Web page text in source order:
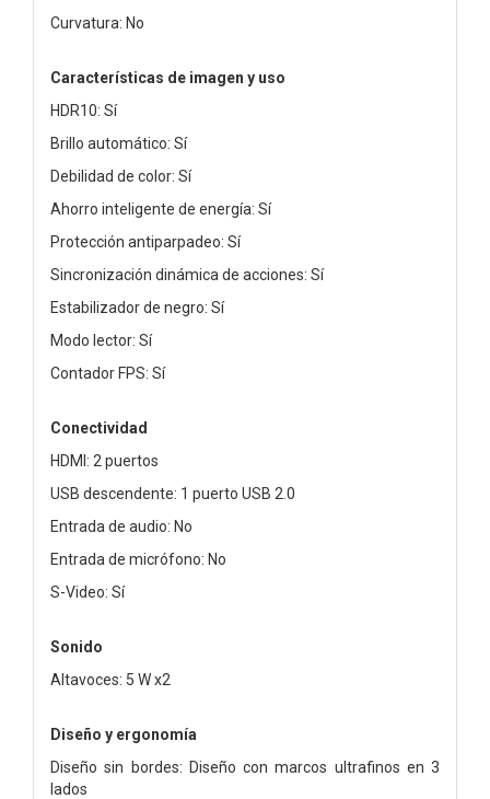
Curvatura: No
Características de imagen y uso
HDR10: Sí
Brillo automático: Sí
Debilidad de color: Sí
Ahorro inteligente de energía: Sí
Protección antiparpadeo: Sí
Sincronización dinámica de acciones: Sí
Estabilizador de negro: Sí
Modo lector: Sí
Contador FPS: Sí
Conectividad
HDMI: 2 puertos
USB descendente: 1 puerto USB 2.0
Entrada de audio: No
Entrada de micrófono: No
S-Video: Sí
Sonido
Altavoces: 5 W x2
Diseño y ergonomía
Diseño sin bordes: Diseño con marcos ultrafinos en 3
lados